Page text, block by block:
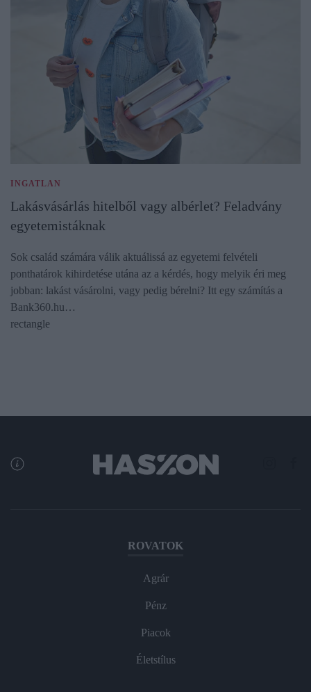
INGATLAN
Lakásvásárlás hitelből vagy albérlet? Feladvány
egyetemistáknak
Sok család számára válik aktuálissá az egyetemi felvételi
ponthatárok kihirdetése utána az a kérdés, hogy melyik éri meg
jobban: lakást vásárolni, vagy pedig bérelni? Itt egy számítás a
Bank360.hu…
rectangle
ROVATOK
Agrár
Pénz
Piacok
Életstílus